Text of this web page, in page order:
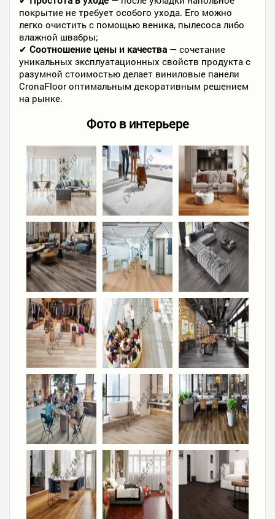
покрытие не требует особого ухода. Его можно
легко очистить с помощью веника, пылесоса либо
влажной швабры;
✔ Соотношение цены и качества — сочетание
уникальных эксплуатационных свойств продукта с
разумной стоимостью делает виниловые панели
CronaFloor оптимальным декоративным решением
на рынке.
Фото в интерьере